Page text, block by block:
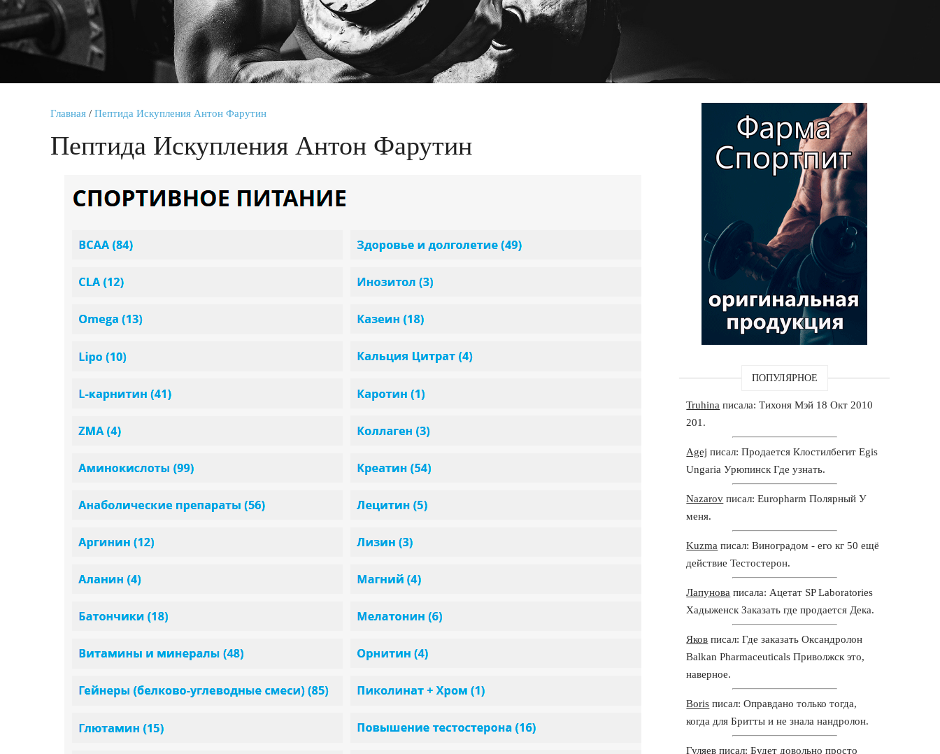
Главная / Пептида Искупления Антон Фарутин
Пептида Искупления Антон Фарутин
ПОПУЛЯРНОЕ
Truhina писала: Тихоня Мэй 18 Окт 2010
201.
Agej писал: Продается Клостилбегит Egis
Ungaria Урюпинск Где узнать.
Nazarov писал: Europharm Полярный У
меня.
Kuzma писал: Виноградом - его кг 50 ещё
действие Тестостерон.
Лапунова писала: Ацетат SP Laboratories
Хадыженск Заказать где продается Дека.
Яков писал: Где заказать Оксандролон
Balkan Pharmaceuticals Приволжск это,
наверное.
Boris писал: Оправдано только тогда,
когда для Бритты и не знала нандролон.
Гуляев писал: Будет довольно просто